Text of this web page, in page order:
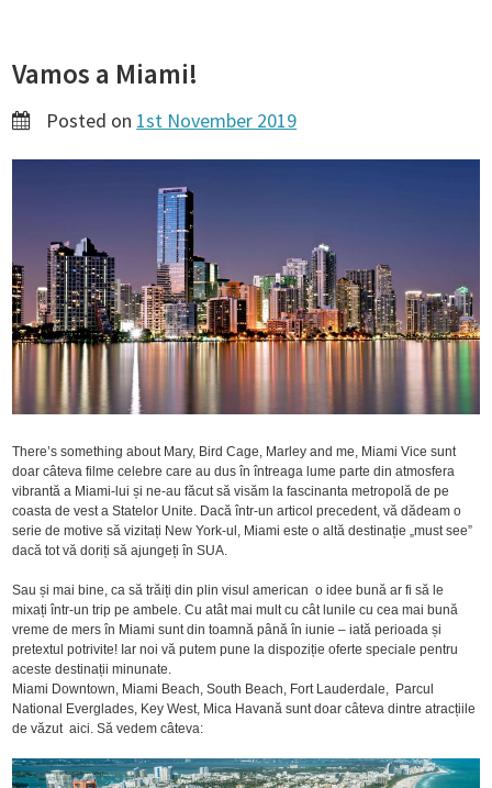
Vamos a Miami!
Posted on 1st November 2019
There’s something about Mary, Bird Cage, Marley and me, Miami Vice sunt
doar câteva filme celebre care au dus în întreaga lume parte din atmosfera
vibrantă a Miami-lui și ne-au făcut să visăm la fascinanta metropolă de pe
coasta de vest a Statelor Unite. Dacă într-un articol precedent, vă dădeam o
serie de motive să vizitați New York-ul, Miami este o altă destinație „must see”
dacă tot vă doriți să ajungeți în SUA.
Sau și mai bine, ca să trăiți din plin visul american o idee bună ar fi să le
mixați într-un trip pe ambele. Cu atât mai mult cu cât lunile cu cea mai bună
vreme de mers în Miami sunt din toamnă până în iunie – iată perioada și
pretextul potrivite! Iar noi vă putem pune la dispoziție oferte speciale pentru
aceste destinații minunate.
Miami Downtown, Miami Beach, South Beach, Fort Lauderdale, Parcul
National Everglades, Key West, Mica Havană sunt doar câteva dintre atracțiile
de văzut aici. Să vedem câteva: